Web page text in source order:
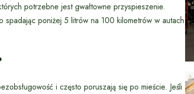
potrzebne jest gwałtowne przyspieszenie.
spadając poniżej 5 litrów na 100 kilometrów w autach
i często poruszają się po mieście. Jeśli